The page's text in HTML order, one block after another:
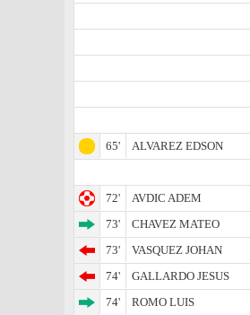
65'
ALVAREZ EDSON
72'
AVDIC ADEM
73'
CHAVEZ MATEO
73'
VASQUEZ JOHAN
74'
GALLARDO JESUS
74'
ROMO LUIS